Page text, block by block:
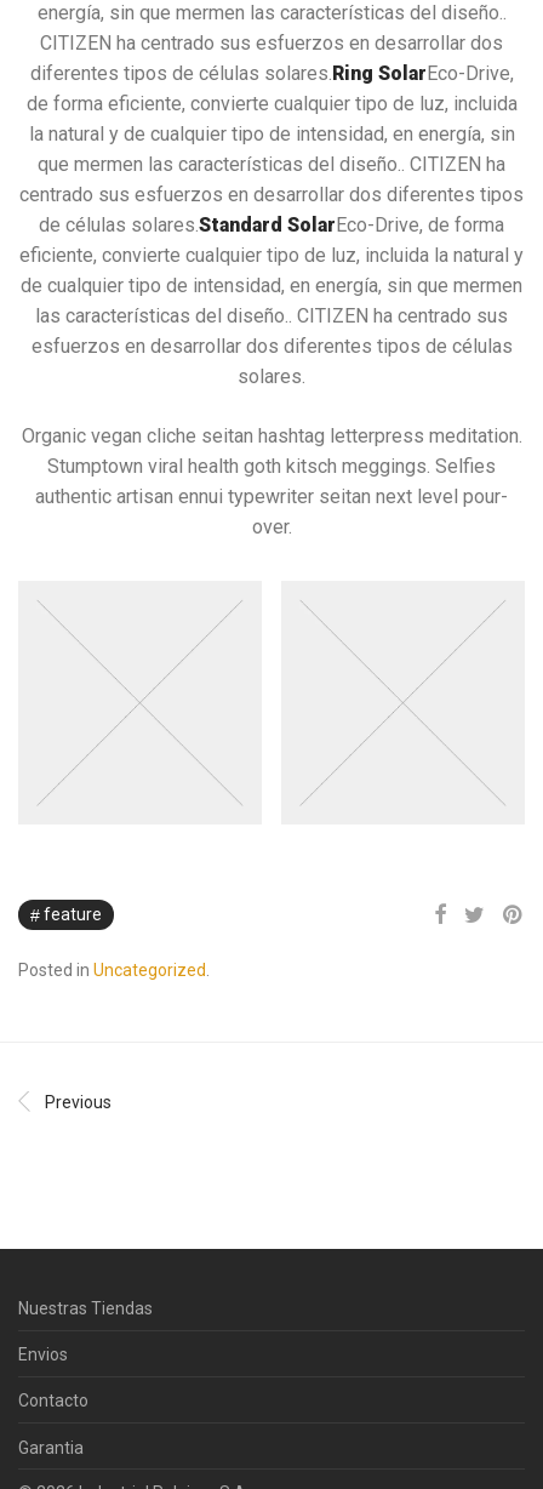
energía, sin que mermen las características del diseño..
CITIZEN ha centrado sus esfuerzos en desarrollar dos
diferentes tipos de células solares.Ring SolarEco-Drive,
de forma eficiente, convierte cualquier tipo de luz, incluida
la natural y de cualquier tipo de intensidad, en energía, sin
que mermen las características del diseño.. CITIZEN ha
centrado sus esfuerzos en desarrollar dos diferentes tipos
de células solares.Standard SolarEco-Drive, de forma
eficiente, convierte cualquier tipo de luz, incluida la natural y
de cualquier tipo de intensidad, en energía, sin que mermen
las características del diseño.. CITIZEN ha centrado sus
esfuerzos en desarrollar dos diferentes tipos de células
solares.
Organic vegan cliche seitan hashtag letterpress meditation.
Stumptown viral health goth kitsch meggings. Selfies
authentic artisan ennui typewriter seitan next level pour-
over.
feature
Posted in Uncategorized.
Previous
Nuestras Tiendas
Envios
Contacto
Garantia